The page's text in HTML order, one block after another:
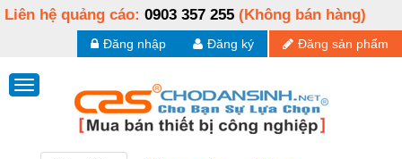
Liên hệ quảng cáo: 0903 357 255 (Không bán hàng)
Đăng sản phẩm
Đăng ký
Đăng nhập